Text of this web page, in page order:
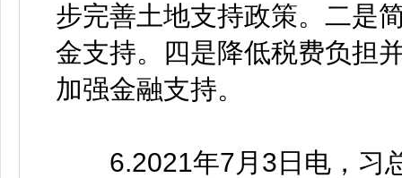
步完善土地支持政策。二是
金支持。四是降低税费负担
加强金融支持。
6.2021年7月3日电，习总